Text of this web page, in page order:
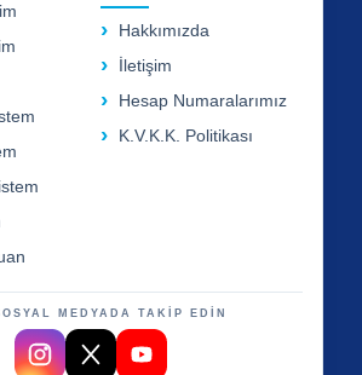
Hakkımızda
İletişim
Hesap Numaralarımız
K.V.K.K. Politikası
MEDYADA TAKİP EDİN